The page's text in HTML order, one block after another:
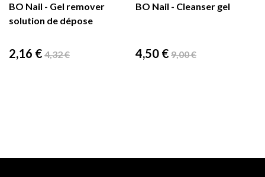
BO Nail - Gel remover
solution de dépose
Prix
2,16 €Prix
4,32 €
BO Nail - Cleanser gel
Prix
4,50 €Prix
9,00 €